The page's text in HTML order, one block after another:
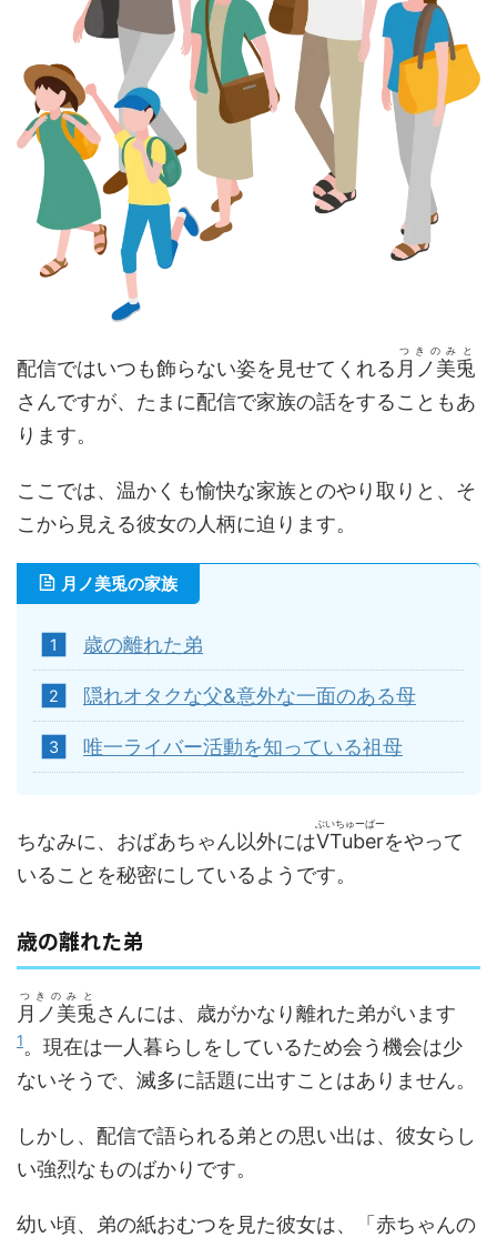
配信ではいつも飾らない姿を見せてくれる 月ノ美兎
つきのみと
さんですが、たまに配信で家族の話をすることもあ
ります。
ここでは、温かくも愉快な家族とのやり取りと、そ
こから見える彼女の人柄に迫ります。
月ノ美兎の家族
歳の離れた弟
隠れオタクな父&意外な一面のある母
唯一ライバー活動を知っている祖母
ちなみに、おばあちゃん以外にはVTuber
ぶいちゅーばー
をやって
いることを秘密にしているようです。
歳の離れた弟
月ノ美兎
つきのみと
さんには、歳がかなり離れた弟がいます
1。現在は一人暮らしをしているため会う機会は少
ないそうで、滅多に話題に出すことはありません。
しかし、配信で語られる弟との思い出は、彼女らし
い強烈なものばかりです。
幼い頃、弟の紙おむつを見た彼女は、「赤ちゃんの